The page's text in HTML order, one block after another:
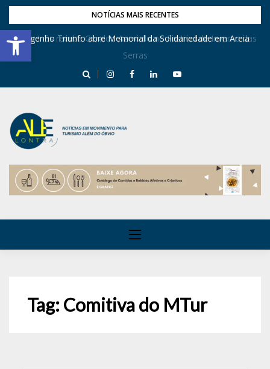
Barra de Ferramentas Aberta
NOTÍCIAS MAIS RECENTES
Dona Inês recebe Geraldo Azevedo no Festival de Inverno das
Serras
Engenho Triunfo abre Memorial da Solidariedade em Areia
Tag:Comitiva do MTur